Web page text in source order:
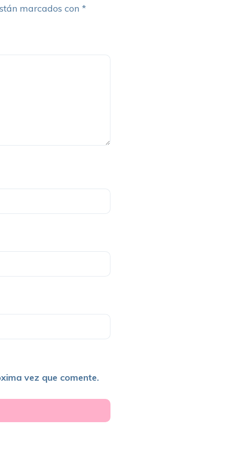
marcados con *
vez que comente.